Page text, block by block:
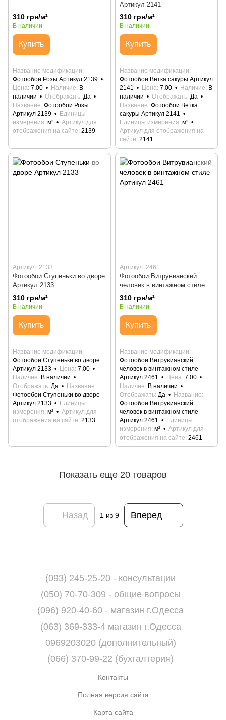
310 грн/м²
В наличии
Купить
Название модификации
Фотообои Розы Артикул 2139
Цена 7.00 Наличие
В
наличии
Отображать Да
Название Фотообои Розы
Артикул 2139
Единицы
измерения м²
Артикул для
отображения на сайте 2139
Артикул 2141
310 грн/м²
В наличии
Купить
Название модификации
Фотообои Ветка сакуры Артикул
2141
Цена 7.00 Наличие
В
наличии
Отображать Да
Название Фотообои Ветка
сакуры Артикул 2141
Единицы измерения м²
Артикул для отображения на
сайте 2141
Артикул: 2133
Фотообои Ступеньки во дворе
Артикул 2133
310 грн/м²
В наличии
Купить
Название модификации
Фотообои Ступеньки во дворе
Артикул 2133
Цена 7.00
Наличие
В наличии
Отображать Да
Название
Фотообои Ступеньки во дворе
Артикул 2133
Единицы
измерения м²
Артикул для
отображения на сайте 2133
Артикул: 2461
Фотообои Витрувианский
человек в винтажном стиле
Артикул 2461
310 грн/м²
В наличии
Купить
Название модификации
Фотообои Витрувианский
человек в винтажном стиле
Артикул 2461
Цена 7.00
Наличие
В наличии
Отображать Да
Название
Фотообои Витрувианский
человек в винтажном стиле
Артикул 2461
Единицы
измерения м²
Артикул для
отображения на сайте 2461
Показать еще 20 товаров
Назад 1из 9 Вперед
(093) 245-25-20 - консультации
(050) 70-70-309 - общие вопросы
(096) 920-40-60 - магазин г.Одесса
(063) 369-333-4 магазин г.Одесса
0969203020 (дополнительный)
(066) 370-99-22 (бухгалтерия)
Контакты
Полная версия сайта
Карта сайта